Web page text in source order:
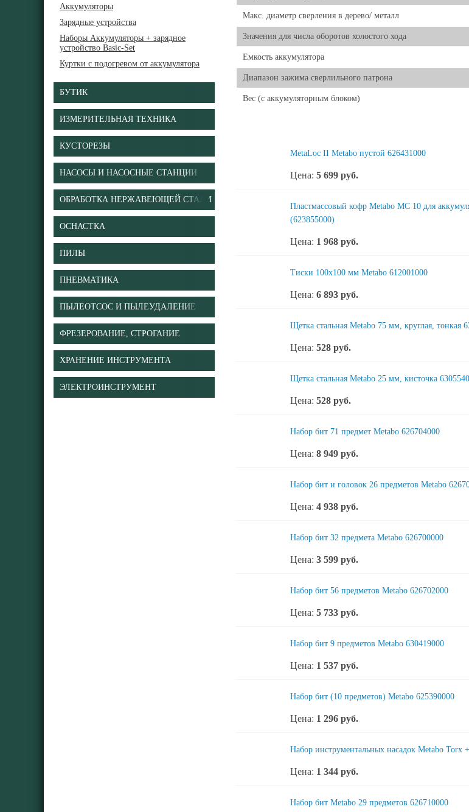
Аккумуляторы
Зарядные устройства
Наборы Аккумуляторы + зарядное
устройство Basic-Set
Куртки с подогревом от аккумулятора
БУТИК
ИЗМЕРИТЕЛЬНАЯ ТЕХНИКА
КУСТОРЕЗЫ
НАСОСЫ И НАСОСНЫЕ СТАНЦИИ
ОБРАБОТКА НЕРЖАВЕЮЩЕЙ СТАЛИ
ОСНАСТКА
ПИЛЫ
ПНЕВМАТИКА
ПЫЛЕОТСОС И ПЫЛЕУДАЛЕНИЕ
ФРЕЗЕРОВАНИЕ, СТРОГАНИЕ
ХРАНЕНИЕ ИНСТРУМЕНТА
ЭЛЕКТРОИНСТРУМЕНТ
Макс. диаметр сверления в дерево/ металл
Значения для числа оборотов холостого хода
Емкость аккумулятора
Диапазон зажима сверлильного патрона
Вес (с аккумуляторным блоком)
MetaLoc II Metabo пустой 626431000
Цена: 5 699 руб.
Пластмассовый кофр Metabo MC 10 для
(623855000)
Цена: 1 968 руб.
Тиски 100х100 мм Metabo 612001000
Цена: 6 893 руб.
Щетка стальная Metabo 75 мм, круглая, тонкая
Цена: 528 руб.
Щетка стальная Metabo 25 мм, кисточка
Цена: 528 руб.
Набор бит 71 предмет Metabo 626704000
Цена: 8 949 руб.
Набор бит и головок 26 предметов Metabo
Цена: 4 938 руб.
Набор бит 32 предмета Metabo 626700000
Цена: 3 599 руб.
Набор бит 56 предметов Metabo 626702000
Цена: 5 733 руб.
Набор бит 9 предметов Metabo 630419000
Цена: 1 537 руб.
Набор бит (10 предметов) Metabo 625390000
Цена: 1 296 руб.
Набор инструментальных насадок Metabo Torx
Цена: 1 344 руб.
Набор бит Metabo 29 предметов 626710000